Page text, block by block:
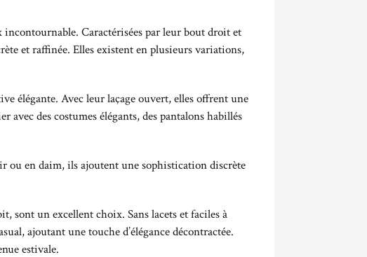
Caractérisées par leur bout droit et
et raffinée. Elles existent en plusieurs variations,
élégante. Avec leur laçage ouvert, elles offrent une
avec des costumes élégants, des pantalons habillés
ou en daim, ils ajoutent une sophistication discrète
sont un excellent choix. Sans lacets et faciles à
ajoutant une touche d’élégance décontractée.
estivale.